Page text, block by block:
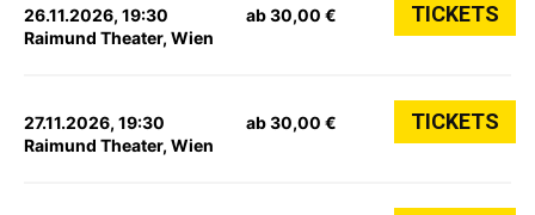
26.11.2026, 19:30
Raimund Theater, Wien
ab 30,00 € TICKETS
27.11.2026, 19:30
Raimund Theater, Wien
ab 30,00 € TICKETS